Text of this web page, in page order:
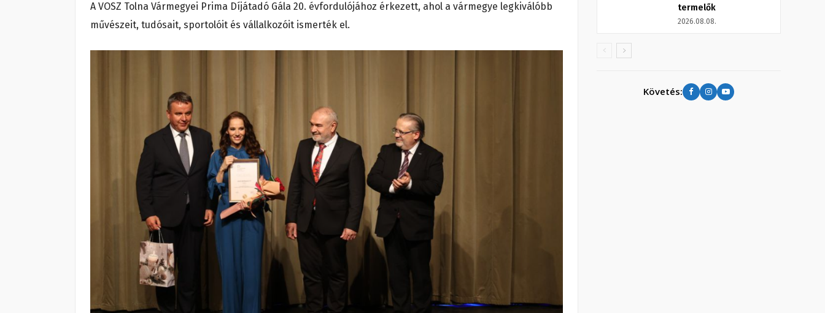
A VOSZ Tolna Vármegyei Prima Díjátadó Gála 20. évfordulójához érkezett, ahol a vármegye legkiválóbb
művészeit, tudósait, sportolóit és vállalkozóit ismerték el.
termelők
2026.08.08.
Követés: